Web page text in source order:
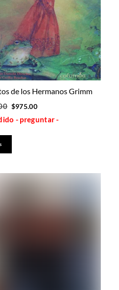
de los Hermanos Grimm
Original
price
$975.00Current
price
- preguntar -